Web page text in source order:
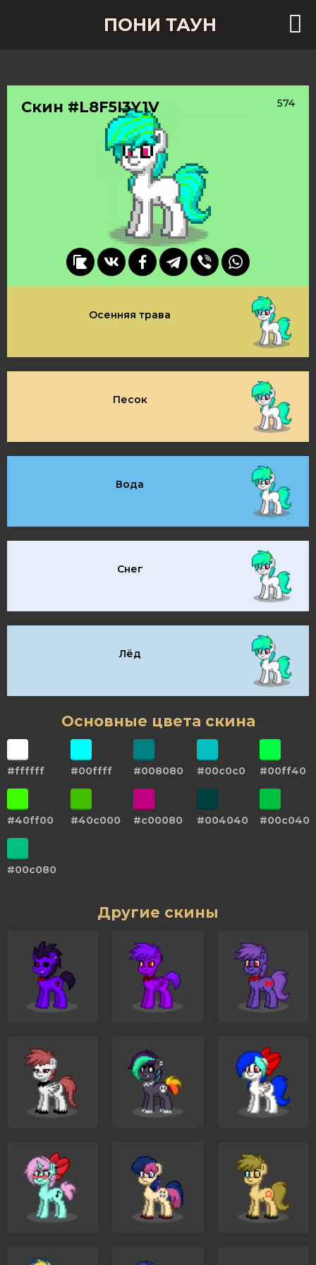
ПОНИ ТАУН
Скин #L8F5I3Y1V 574
Осенняя трава
Песок
Вода
Снег
Лёд
Основные цвета скина
#ffffff #00ffff #008080 #00c0c0 #00ff40
#40ff00 #40c000 #c00080 #004040 #00c040
#00c080
Другие скины